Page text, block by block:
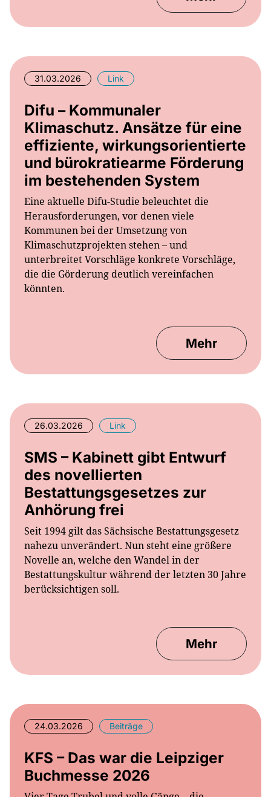
31.03.2026 Link
Difu – Kommunaler
Klimaschutz. Ansätze für eine
effiziente, wirkungsorientierte
und bürokratiearme Förderung
im bestehenden System
Eine aktuelle Difu-Studie beleuchtet die
Herausforderungen, vor denen viele
Kommunen bei der Umsetzung von
Klimaschutzprojekten stehen – und
unterbreitet Vorschläge konkrete Vorschläge,
die die Görderung deutlich vereinfachen
könnten.
Mehr
26.03.2026 Link
SMS – Kabinett gibt Entwurf
des novellierten
Bestattungsgesetzes zur
Anhörung frei
Seit 1994 gilt das Sächsische Bestattungsgesetz
nahezu unverändert. Nun steht eine größere
Novelle an, welche den Wandel in der
Bestattungskultur während der letzten 30 Jahre
berücksichtigen soll.
Mehr
24.03.2026 Beiträge
KFS – Das war die Leipziger
Buchmesse 2026
Vier Tage Trubel und volle Gänge – die
diesjährige Leipziger Buchmesse hat mit